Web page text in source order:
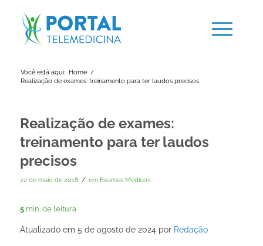
Você está aqui: Home /
Realização de exames: treinamento para ter laudos precisos
Realização de exames:
treinamento para ter laudos
precisos
22 de maio de 2018 / em Exames Médicos
5 min. de leitura
Atualizado em 5 de agosto de 2024 por Redação